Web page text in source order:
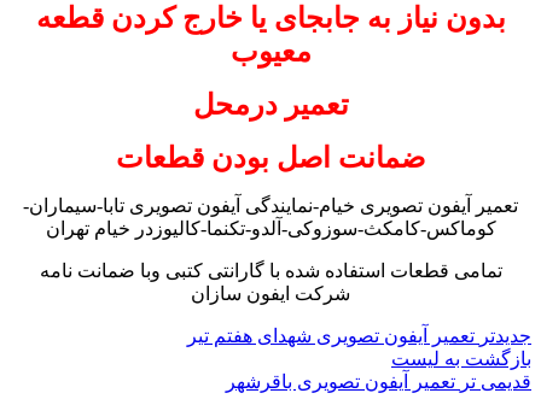
بدون نیاز به جابجای یا خارج کردن قطعه
معیوب
تعمیر درمحل
ضمانت اصل بودن قطعات
تعمیر آیفون تصویری خیام-نمایندگی آیفون تصویری تابا-سیماران-
کوماکس-کامکث-سوزوکی-آلدو-تکنما-کالیوزدر خیام تهران
تمامی قطعات استفاده شده با گارانتی کتبی وبا ضمانت نامه
شرکت ایفون سازان
جدیدتر تعمیر آیفون تصویری شهدای هفتم تیر
بازگشت به لیست
قدیمی تر تعمیر آیفون تصویری باقرشهر